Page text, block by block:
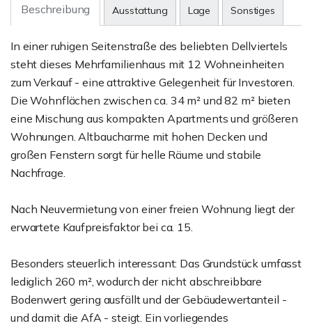
Beschreibung Ausstattung Lage Sonstiges
In einer ruhigen Seitenstraße des beliebten Dellviertels
steht dieses Mehrfamilienhaus mit 12 Wohneinheiten
zum Verkauf - eine attraktive Gelegenheit für Investoren.
Die Wohnflächen zwischen ca. 34 m² und 82 m² bieten
eine Mischung aus kompakten Apartments und größeren
Wohnungen. Altbaucharme mit hohen Decken und
großen Fenstern sorgt für helle Räume und stabile
Nachfrage.
Nach Neuvermietung von einer freien Wohnung liegt der
erwartete Kaufpreisfaktor bei ca. 15.
Besonders steuerlich interessant: Das Grundstück umfasst
lediglich 260 m², wodurch der nicht abschreibbare
Bodenwert gering ausfällt und der Gebäudewertanteil -
und damit die AfA - steigt. Ein vorliegendes